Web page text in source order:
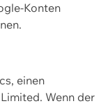
Konten
einen
Wenn der